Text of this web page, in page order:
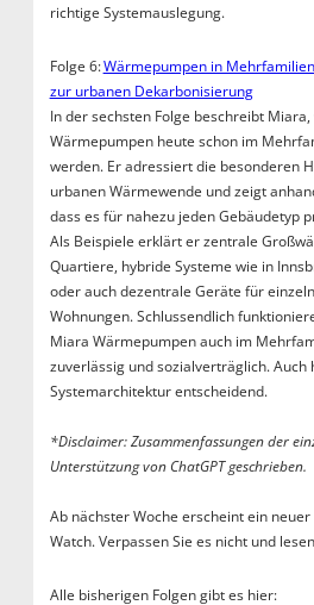
richtige Systemauslegung.
Folge 6:Wärmepumpen in
zur urbanen Dekarbonisierung
In der sechsten Folge beschreibt
Wärmepumpen heute schon im
werden. Er adressiert die besonderen
urbanen Wärmewende und zeigt
dass es für nahezu jeden Gebäudetyp
Als Beispiele erklärt er zentrale
Quartiere, hybride Systeme wie in
oder auch dezentrale Geräte für
Wohnungen. Schlussendlich
Miara Wärmepumpen auch im
zuverlässig und sozialverträglich. Auch
Systemarchitektur entscheidend.
*Disclaimer: Zusammenfassungen der
Unterstützung von ChatGPT geschrieben.
Ab nächster Woche erscheint ein
Watch. Verpassen Sie es nicht und
Alle bisherigen Folgen gibt es hier: